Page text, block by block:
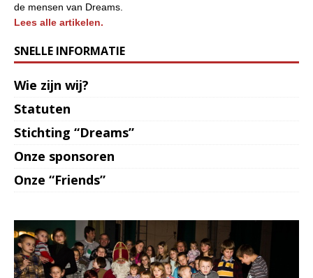
de mensen van Dreams.
Lees alle artikelen.
SNELLE INFORMATIE
Wie zijn wij?
Statuten
Stichting “Dreams”
Onze sponsoren
Onze “Friends”